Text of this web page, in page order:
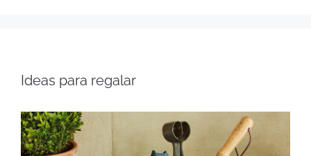
Ideas para regalar